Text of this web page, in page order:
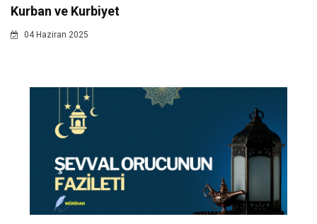
Kurban ve Kurbiyet
04 Haziran 2025